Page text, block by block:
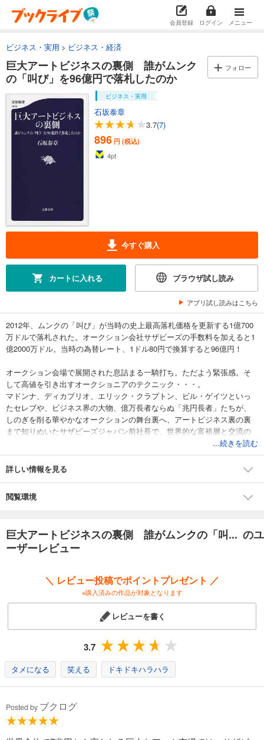
会員登録 ログイン メニュー
ビジネス・実用 ビジネス・経済
巨大アートビジネスの裏側 誰がムンク
の「叫び」を96億円で落札したのか
フォロー
ビジネス・実用
石坂泰章
3.7(7)
896 円 (税込)
4pt
今すぐ購入
カートに入れる ブラウザ試し読み
アプリ試し読みはこちら
2012年、ムンクの「叫び」が当時の史上最高落札価格を更新する1億700
万ドルで落札された。オークション会社サザビーズの手数料を加えると1
億2000万ドル。当時の為替レート、1ドル80円で換算すると96億円！
オークション会場で展開された息詰まる一騎打ち。ただよう緊張感。そ
して高値を引き出すオークショニアのテクニック・・・。
マドンナ、ディカプリオ、エリック・クラプトン、ビル・ゲイツといっ
たセレブや、ビジネス界の大物、億万長者ならぬ「兆円長者」たちが、
しのぎを削る華やかなオークションの舞台裏へ、アートビジネス裏の裏
まで知りぬいたサザビーズジャパン前社長で、世界的な富裕層と交流の
戦乱やインフレにも強いアートは資産としても位置づけられており、富
は巨大化、グローバル化しつづけている。欧米だけではなく、中国、ロ
シア、中近東など新興国が台頭する一方、日本は大きな遅れをとってい
日本にいては目の届かない世界のアート産業の今が分かる！
...続きを読む
詳しい情報を見る
閲覧環境
巨大アートビジネスの裏側 誰がムンクの「叫... のユ
ーザーレビュー
＼ レビュー投稿でポイントプレゼント ／
※購入済みの作品が対象となります
レビューを書く
3.7
タメになる 笑える ドキドキハラハラ
Posted by ブクログ